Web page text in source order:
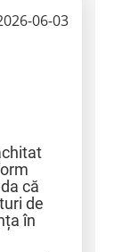
06-03
că
de
în